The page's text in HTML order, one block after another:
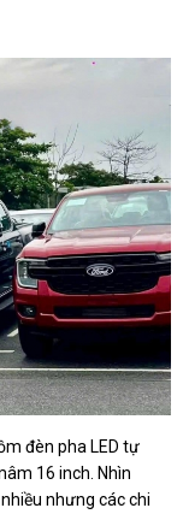
đèn pha LED tự
16 inch. Nhìn
nhưng các chi